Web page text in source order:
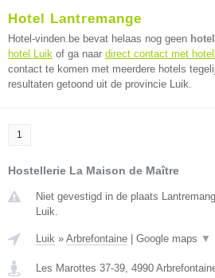
Hotel Lantremange
Hotel-vinden.be bevat helaas nog geen
hotel Luik of ga naar direct contact met
contact te komen met meerdere hotels
resultaten getoond uit de provincie Luik.
1
Hostellerie La Maison de Maître
Niet gevestigd in de plaats
Luik.
Luik » Arbrefontaine Google maps ▼
Les Marottes 37-39, 4990